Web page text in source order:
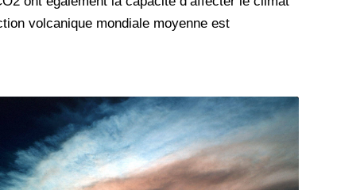
volcanique mondiale moyenne est